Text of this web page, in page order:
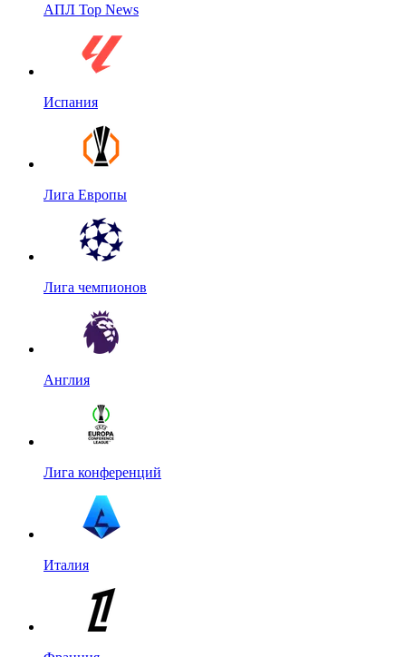
АПЛ Top News
Испания
Лига Европы
Лига чемпионов
Англия
Лига конференций
Италия